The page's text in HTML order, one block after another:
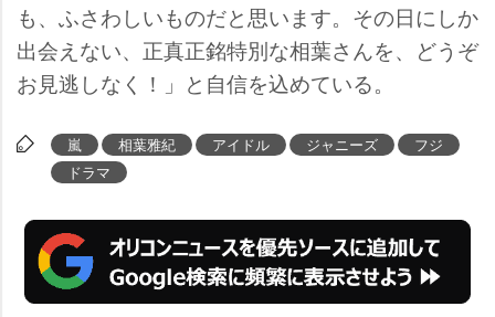
も、ふさわしいものだと思います。その日にしか
出会えない、正真正銘特別な相葉さんを、どうぞ
お見逃しなく！」と自信を込めている。
嵐 相葉雅紀 アイドル ジャニーズ
フジ
ドラマ